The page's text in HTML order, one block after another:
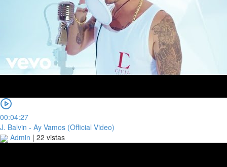
00:04:27
J. Balvin - Ay Vamos (Official Video)
Admin | 22 vistas